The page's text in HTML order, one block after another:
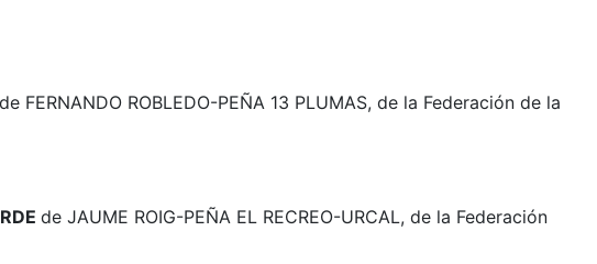
de FERNANDO ROBLEDO-PEÑA 13 PLUMAS, de la Federación de la
de JAUME ROIG-PEÑA EL RECREO-URCAL, de la Federación